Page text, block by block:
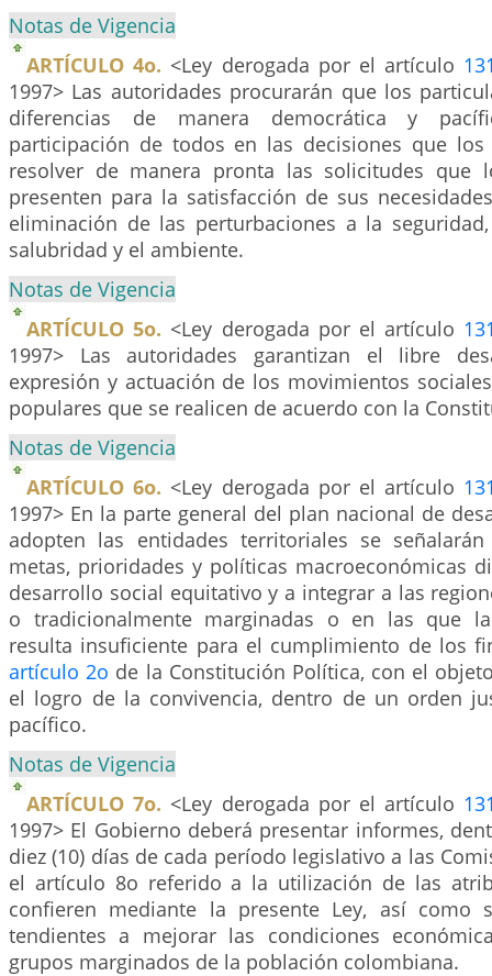
Notas de Vigencia
ARTÍCULO 4o. <Ley derogada por el artículo
1997> Las autoridades procurarán que los
diferencias de manera democrática y
participación de todos en las decisiones que los
resolver de manera pronta las solicitudes que
presenten para la satisfacción de sus
eliminación de las perturbaciones a la
salubridad y el ambiente.
Notas de Vigencia
ARTÍCULO 5o. <Ley derogada por el artículo
1997> Las autoridades garantizan el libre
expresión y actuación de los movimientos
populares que se realicen de acuerdo con la
Notas de Vigencia
ARTÍCULO 6o. <Ley derogada por el artículo
1997> En la parte general del plan nacional de
adopten las entidades territoriales se
metas, prioridades y políticas macroeconómicas
desarrollo social equitativo y a integrar a las
o tradicionalmente marginadas o en las que
resulta insuficiente para el cumplimiento de los
artículo 2o de la Constitución Política, con el
el logro de la convivencia, dentro de un orden
pacífico.
Notas de Vigencia
ARTÍCULO 7o. <Ley derogada por el artículo
1997> El Gobierno deberá presentar informes,
diez (10) días de cada período legislativo a las
el artículo 8o referido a la utilización de las
confieren mediante la presente Ley, así como
tendientes a mejorar las condiciones
grupos marginados de la población colombiana.